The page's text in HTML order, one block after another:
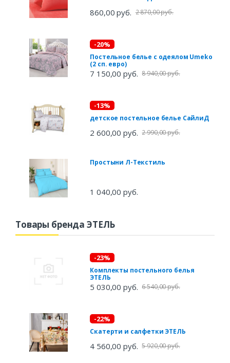
860,00 руб. 2 870,00 руб.
-20%
Постельное белье с одеялом Umeko
(2 сп. евро)
7 150,00 руб. 8 940,00 руб.
-13%
детское постельное белье СайлиД
2 600,00 руб. 2 990,00 руб.
Простыни Л-Текстиль
1 040,00 руб.
Товары бренда ЭТЕЛЬ
-23%
Комплекты постельного белья
ЭТЕЛЬ
5 030,00 руб. 6 540,00 руб.
-22%
Скатерти и салфетки ЭТЕЛЬ
4 560,00 руб. 5 920,00 руб.